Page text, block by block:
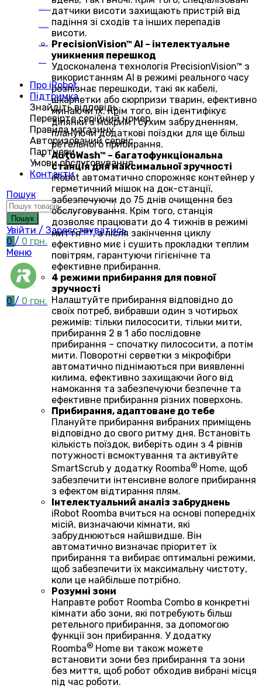
Про iRobot
Підтримка
Знайдіть відповідь
Перевірте серійний номер
Правила магазину
Авторизований сервіс
Партнери
Умови обслуговування
Контакти
Пошук
Пошук
Увійти / Зареєструватись
0 / 0 грн.
Меню
0 / 0 грн.
датчики висоти захищають пристрій від
падіння зі сходів та інших перепадів
висоти.
PrecisionVision™ AI – інтелектуальне
уникнення перешкод
Удосконалена технологія PrecisionVision™ з
використанням AI в режимі реального часу
розпізнає перешкоди, такі як кабелі,
шкарпетки або сюрпризи тварин, ефективно
минаючи їх. Крім того, він ідентифікує
ділянки з мокрим і сухим забрудненням,
плануючи додаткові поїздки для ще більш
ретельного прибирання.
AutoWash™ – багатофункціональна
станція для максимальної зручності
iRobot автоматично спорожняє контейнер у
герметичний мішок на док-станції,
забезпечуючи до 75 днів очищення без
обслуговування. Крім того, станція
дозволяє працювати до 4 тижнів в режимі
миття***, а після закінчення циклу
ефективно миє і сушить прокладки теплим
повітрям, гарантуючи гігієнічне та
ефективне прибирання.
4 режими прибирання для повної
зручності
Налаштуйте прибирання відповідно до
своїх потреб, вибравши один з чотирьох
режимів: тільки пилососити, тільки мити,
прибирання 2 в 1 або послідовне
прибирання – спочатку пилососити, а потім
мити. Поворотні серветки з мікрофібри
автоматично піднімаються при виявленні
килима, ефективно захищаючи його від
намокання та забезпечуючи безпечне та
ефективне прибирання різних поверхонь.
Прибирання, адаптоване до тебе
Плануйте прибирання вибраних приміщень
відповідно до свого ритму дня. Встановіть
кількість поїздок, виберіть один з 4 рівнів
потужності всмоктування та активуйте
SmartScrub у додатку Roomba® Home, щоб
забезпечити інтенсивне вологе прибирання
з ефектом відтирання плям.
Інтелектуальний аналіз забруднень
iRobot Roomba вчиться на основі попередніх
місій, визначаючи кімнати, які
забруднюються найшвидше. Він
автоматично визначає пріоритет їх
прибирання та вибирає оптимальні режими,
щоб забезпечити їх максимальну чистоту,
коли це найбільше потрібно.
Розумні зони
Направте робот Roomba Combo в конкретні
кімнати або зони, які потребують більш
ретельного прибирання, за допомогою
функції зон прибирання. У додатку
Roomba® Home ви також можете
встановити зони без прибирання та зони
без миття, щоб робот обходив вибрані місця
під час роботи.